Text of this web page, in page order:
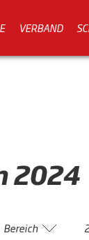
VERBAND
2024
Bereich